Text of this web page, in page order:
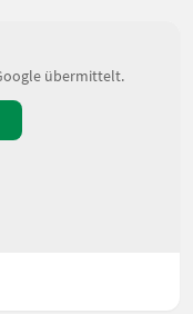
übermittelt.